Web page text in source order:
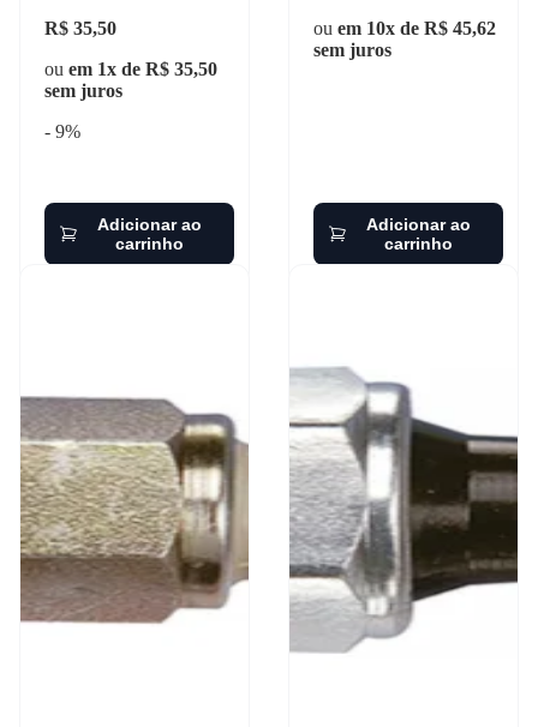
R$ 35,50
ou em 1x de R$ 35,50
sem juros
- 9%
Adicionar ao
carrinho
ou em 10x de R$ 45,62
sem juros
Adicionar ao
carrinho